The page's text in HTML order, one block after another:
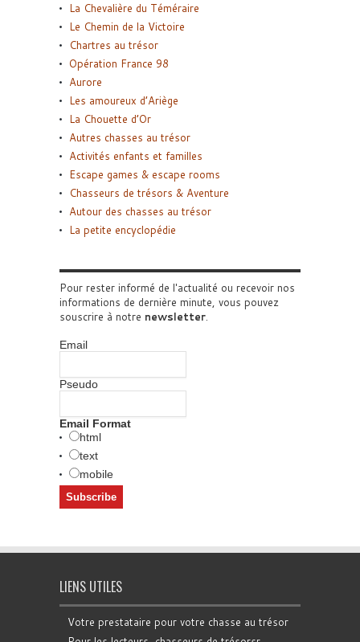
La Chevalière du Téméraire
Le Chemin de la Victoire
Chartres au trésor
Opération France 98
Aurore
Les amoureux d’Ariège
La Chouette d’Or
Autres chasses au trésor
Activités enfants et familles
Escape games & escape rooms
Chasseurs de trésors & Aventure
Autour des chasses au trésor
La petite encyclopédie
Pour rester informé de l'actualité ou recevoir nos
informations de dernière minute, vous pouvez
souscrire à notre newsletter.
Email
Pseudo
Email Format
html
text
mobile
LIENS UTILES
Votre prestataire pour votre chasse au trésor